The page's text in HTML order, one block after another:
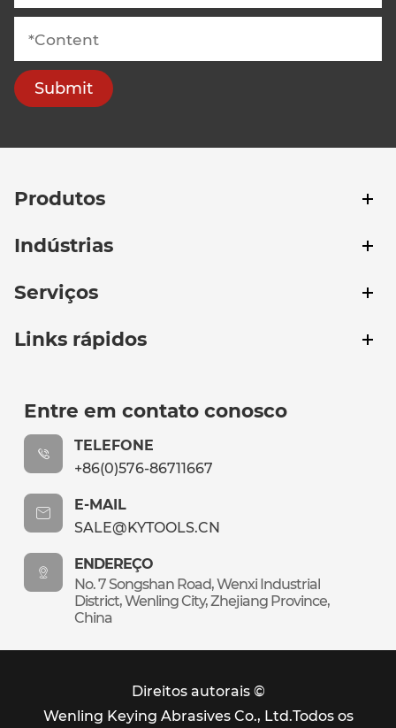
Submit
Produtos
Indústrias
Serviços
Links rápidos
Entre em contato conosco
TELEFONE
+86(0)576-86711667
E-MAIL
SALE@KYTOOLS.CN
ENDEREÇO
No. 7 Songshan Road, Wenxi Industrial
District, Wenling City, Zhejiang Province,
China
Direitos autorais ©
Wenling Keying Abrasives Co., Ltd.Todos os